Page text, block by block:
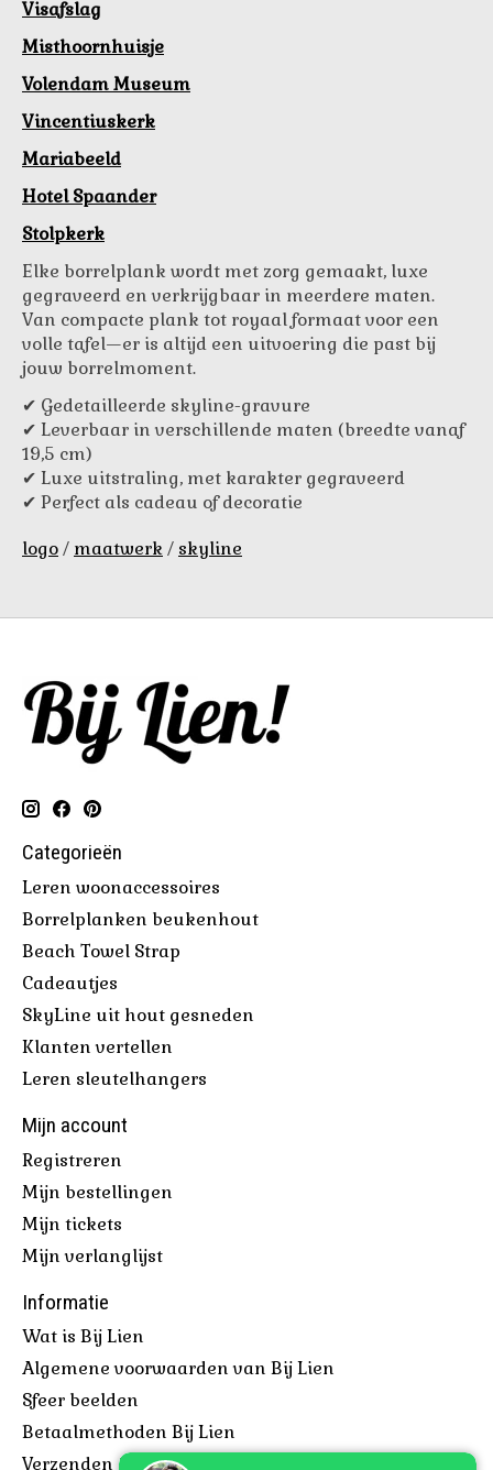
Visafslag
Misthoornhuisje
Volendam Museum
Vincentiuskerk
Mariabeeld
Hotel Spaander
Stolpkerk
Elke borrelplank wordt met zorg gemaakt, luxe
gegraveerd en verkrijgbaar in meerdere maten.
Van compacte plank tot royaal formaat voor een
volle tafel—er is altijd een uitvoering die past bij
jouw borrelmoment.
✔ Gedetailleerde skyline-gravure
✔ Leverbaar in verschillende maten (breedte vanaf
19,5 cm)
✔ Luxe uitstraling, met karakter gegraveerd
✔ Perfect als cadeau of decoratie
logo/ maatwerk/ skyline
Categorieën
Leren woonaccessoires
Borrelplanken beukenhout
Beach Towel Strap
Cadeautjes
SkyLine uit hout gesneden
Klanten vertellen
Leren sleutelhangers
Mijn account
Registreren
Mijn bestellingen
Mijn tickets
Mijn verlanglijst
Informatie
Wat is Bij Lien
Algemene voorwaarden van Bij Lien
Sfeer beelden
Betaalmethoden Bij Lien
Verzenden & retourneren